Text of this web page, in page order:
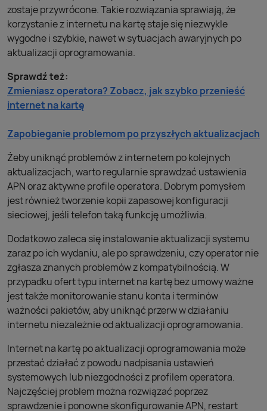
zostaje przywrócone. Takie rozwiązania sprawiają, że
korzystanie z internetu na kartę staje się niezwykle
wygodne i szybkie, nawet w sytuacjach awaryjnych po
aktualizacji oprogramowania.
Sprawdź też:
Zmieniasz operatora? Zobacz, jak szybko przenieść
internet na kartę
Zapobieganie problemom po przyszłych aktualizacjach
Żeby uniknąć problemów z internetem po kolejnych
aktualizacjach, warto regularnie sprawdzać ustawienia
APN oraz aktywne profile operatora. Dobrym pomysłem
jest również tworzenie kopii zapasowej konfiguracji
sieciowej, jeśli telefon taką funkcję umożliwia.
Dodatkowo zaleca się instalowanie aktualizacji systemu
zaraz po ich wydaniu, ale po sprawdzeniu, czy operator nie
zgłasza znanych problemów z kompatybilnością. W
przypadku ofert typu internet na kartę bez umowy ważne
jest także monitorowanie stanu konta i terminów
ważności pakietów, aby uniknąć przerw w działaniu
internetu niezależnie od aktualizacji oprogramowania.
Internet na kartę po aktualizacji oprogramowania może
przestać działać z powodu nadpisania ustawień
systemowych lub niezgodności z profilem operatora.
Najczęściej problem można rozwiązać poprzez
sprawdzenie i ponowne skonfigurowanie APN, restart